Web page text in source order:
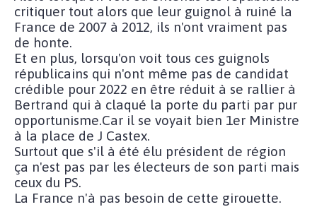
critiquer tout alors que leur guignol à ruiné la
France de 2007 à 2012, ils n'ont vraiment pas
de honte.
Et en plus, lorsqu'on voit tous ces guignols
républicains qui n'ont même pas de candidat
crédible pour 2022 en être réduit à se rallier à
Bertrand qui à claqué la porte du parti par pur
opportunisme.Car il se voyait bien 1er Ministre
à la place de J Castex.
Surtout que s'il à été élu président de région
ça n'est pas par les électeurs de son parti mais
ceux du PS.
La France n'à pas besoin de cette girouette.